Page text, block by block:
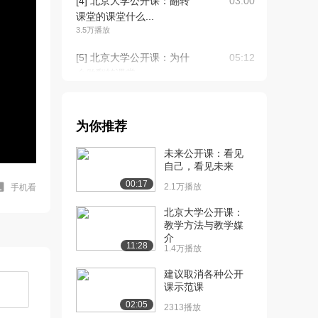
手机看
课堂的课堂什么...
3.5万播放
[5] 北京大学公开课：为什
05:12
念：什么是翻转课...
[7] 北京大学公开课：观
点：翻转课堂不是...
03:25
[8] 北京大学公开课：前
景：视频重塑课堂...
20:23
[9] 北京大学公开课：理
论：掌握学习教学...
2.4万播放
为你推荐
00:17
未来公开课：看见
自己，看见未来
2.1万播放
11:28
北京大学公开课：
教学方法与教学媒
介
1.4万播放
02:05
建议取消各种公开
课示范课
2313播放